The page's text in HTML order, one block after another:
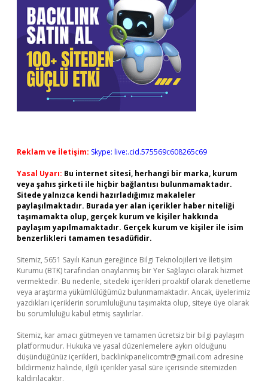
Reklam ve İletişim: Skype: live:.cid.575569c608265c69
Yasal Uyarı: Bu internet sitesi, herhangi bir marka, kurum
veya şahıs şirketi ile hiçbir bağlantısı bulunmamaktadır.
Sitede yalnızca kendi hazırladığımız makaleler
paylaşılmaktadır. Burada yer alan içerikler haber niteliği
taşımamakta olup, gerçek kurum ve kişiler hakkında
paylaşım yapılmamaktadır. Gerçek kurum ve kişiler ile isim
benzerlikleri tamamen tesadüfidir.
Sitemiz, 5651 Sayılı Kanun gereğince Bilgi Teknolojileri ve İletişim
Kurumu (BTK) tarafından onaylanmış bir Yer Sağlayıcı olarak hizmet
vermektedir. Bu nedenle, sitedeki içerikleri proaktif olarak denetleme
veya araştırma yükümlülüğümüz bulunmamaktadır. Ancak, üyelerimiz
yazdıkları içeriklerin sorumluluğunu taşımakta olup, siteye üye olarak
bu sorumluluğu kabul etmiş sayılırlar.
Sitemiz, kar amacı gütmeyen ve tamamen ücretsiz bir bilgi paylaşım
platformudur. Hukuka ve yasal düzenlemelere aykırı olduğunu
düşündüğünüz içerikleri, backlinkpanelicomtr@gmail.com adresine
bildirmeniz halinde, ilgili içerikler yasal süre içerisinde sitemizden
kaldırılacaktır.